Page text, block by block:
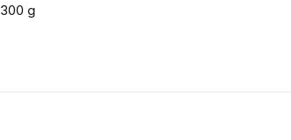
300 g